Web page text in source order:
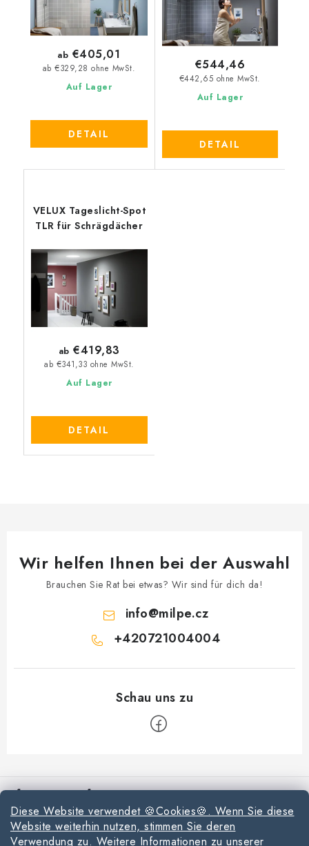
Diese Website verwendet 🍪Cookies🍪. Wenn Sie diese
Website weiterhin nutzen, stimmen Sie deren
Verwendung zu. Weitere Informationen zu unserer
Auf Lager
ab €329,28 ohne MwSt.
ab €405,01
DETAIL
Auf Lager
€442,65 ohne MwSt.
€544,46
DETAIL
VELUX Tageslicht-Spot
TLR für Schrägdächer
Auf Lager
ab €341,33 ohne MwSt.
ab €419,83
DETAIL
Wir helfen Ihnen bei der Auswahl
Brauchen Sie Rat bei etwas? Wir sind für dich da!
info@milpe.cz
+420721004004
u
ß Informationen für Sie
Reklamationen und Rücksendungen